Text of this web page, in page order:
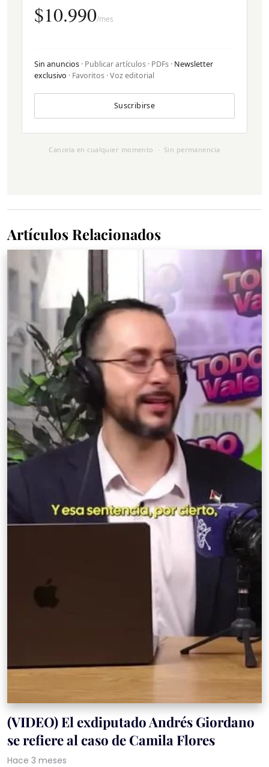
$10.990/mes
Sin anuncios · Publicar artículos · PDFs · Newsletter
exclusivo · Favoritos · Voz editorial
Suscribirse
Cancela en cualquier momento · Sin permanencia
Artículos Relacionados
(VIDEO) El exdiputado Andrés Giordano
se refiere al caso de Camila Flores
Hace 3 meses